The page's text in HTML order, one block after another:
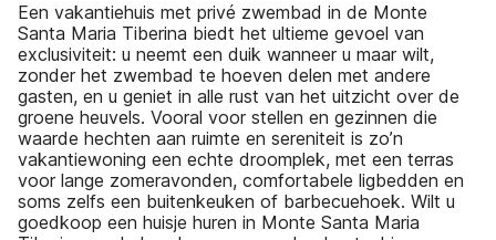
Een vakantiehuis met privé zwembad in de Monte
Santa Maria Tiberina biedt het ultieme gevoel van
exclusiviteit: u neemt een duik wanneer u maar wilt,
zonder het zwembad te hoeven delen met andere
gasten, en u geniet in alle rust van het uitzicht over de
groene heuvels. Vooral voor stellen en gezinnen die
waarde hechten aan ruimte en sereniteit is zo’n
vakantiewoning een echte droomplek, met een terras
voor lange zomeravonden, comfortabele ligbedden en
soms zelfs een buitenkeuken of barbecuehoek. Wilt u
goedkoop een huisje huren in Monte Santa Maria